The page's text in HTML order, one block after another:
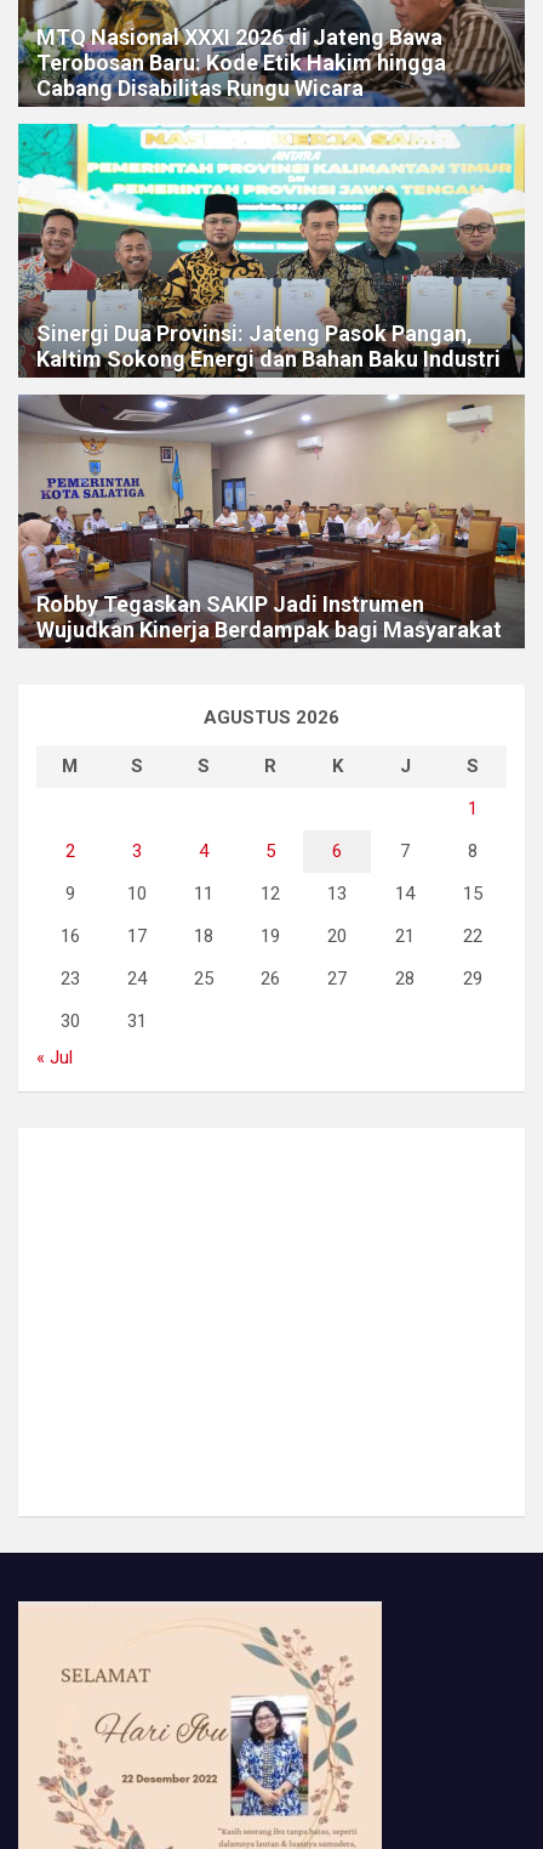
MTQ Nasional XXXI 2026 di Jateng Bawa
Terobosan Baru: Kode Etik Hakim hingga
Cabang Disabilitas Rungu Wicara
Sinergi Dua Provinsi: Jateng Pasok Pangan,
Kaltim Sokong Energi dan Bahan Baku Industri
Robby Tegaskan SAKIP Jadi Instrumen
Wujudkan Kinerja Berdampak bagi Masyarakat
AGUSTUS 2026
M S S R K J
S
1
2
3 4 5 6 7
8
9
10 11 12 13 14
15
16
17 18 19 20 21
22
23
24 25 26 27 28
29
30
31
« Jul